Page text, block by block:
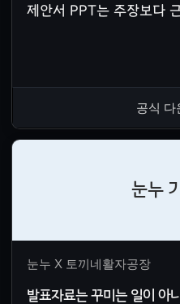
제안서 PPT는 주장보다
공식 다
눈누
눈누 X 토끼네활자공장
발표자료는 꾸미는 일이 아